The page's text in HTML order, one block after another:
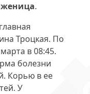
.
Троцкая. По
в 08:45.
болезни
Корью в ее
У